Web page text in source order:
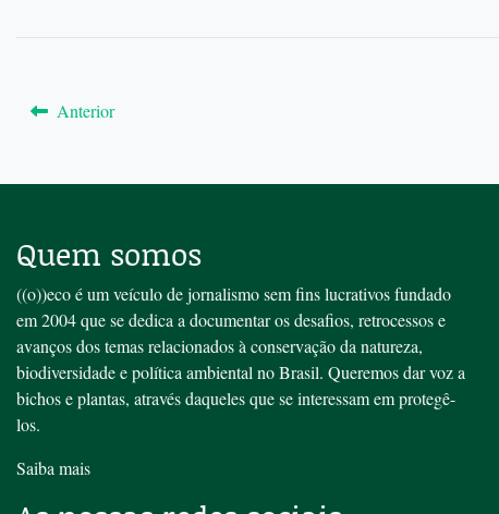
Anterior
Quem somos
((o))eco é um veículo de jornalismo sem fins lucrativos fundado
em 2004 que se dedica a documentar os desafios, retrocessos e
avanços dos temas relacionados à conservação da natureza,
biodiversidade e política ambiental no Brasil. Queremos dar voz a
bichos e plantas, através daqueles que se interessam em protegê-
los.
Saiba mais